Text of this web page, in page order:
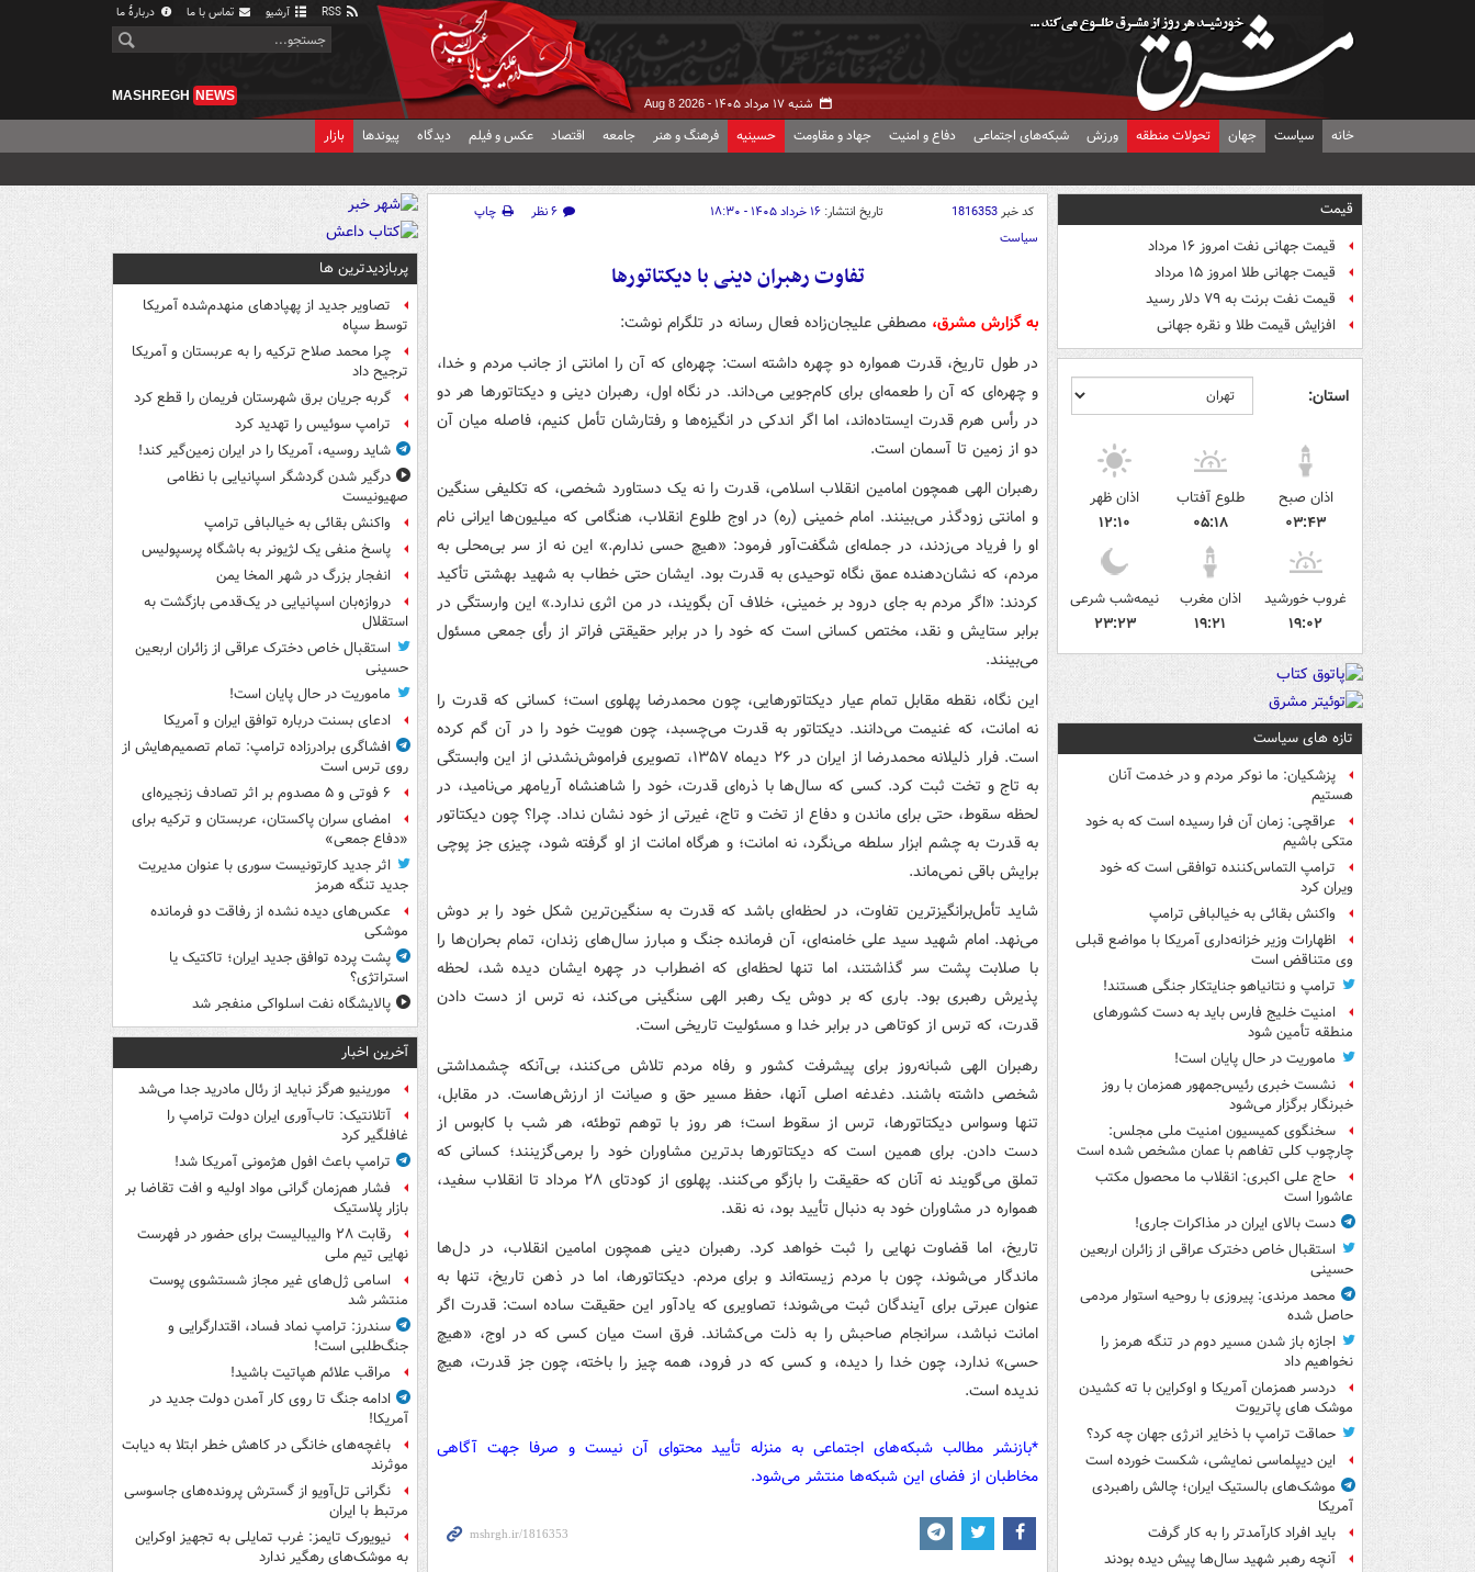
آرشیو تماس با ما دربارهٔ ما
شنبه ۱۷ مرداد ۱۴۰۵ - Aug 8 2026
MASHREGH NEWS
خانه سیاست جهان تحولات منطقه ورزش شبکه‌های اجتماعی دفاع و امنیت جهاد و مقاومت حسینیه فرهنگ و هنر جامعه اقتصاد عکس و فیلم دیدگاه پیوندها بازار
قیمت
قیمت جهانی نفت امروز ۱۶ مرداد
قیمت جهانی طلا امروز ۱۵ مرداد
قیمت نفت برنت به ۷۹ دلار رسید
افزایش قیمت طلا و نقره جهانی
استان:
اذان صبح
۰۳:۴۳
طلوع آفتاب
۰۵:۱۸
اذان ظهر
۱۲:۱۰
غروب خورشید
۱۹:۰۲
اذان مغرب
۱۹:۲۱
نیمه‌شب شرعی
۲۳:۲۳
تازه های سیاست
پزشکیان: ما نوکر مردم و در خدمت آنان
هستیم
عراقچی: زمان آن فرا رسیده است که به خود
متکی باشیم
ترامپ التماس‌کننده توافقی است که خود
ویران کرد
واکنش بقائی به خیالبافی ترامپ
اظهارات وزیر خزانه‌داری آمریکا با مواضع قبلی
وی متناقض است
ترامپ و نتانیاهو جنایتکار جنگی هستند!
امنیت خلیج فارس باید به دست کشورهای
منطقه تأمین شود
ماموریت در حال پایان است!
نشست خبری رئیس‌جمهور همزمان با روز
خبرنگار برگزار می‌شود
سخنگوی کمیسیون امنیت ملی مجلس:
چارچوب کلی تفاهم با عمان مشخص شده است
حاج علی اکبری: انقلاب ما محصول مکتب
عاشورا است
دست بالای ایران در مذاکرات جاری!
استقبال خاص دخترک عراقی از زائران اربعین
حسینی
محمد مرندی: پیروزی با روحیه استوار مردمی
حاصل شده
اجازه باز شدن مسیر دوم در تنگه هرمز را
نخواهیم داد
دردسر همزمان آمریکا و اوکراین با ته کشیدن
موشک های پاتریوت
حماقت ترامپ با ذخایر انرژی جهان چه کرد؟
این دیپلماسی نمایشی، شکست خورده است
موشک‌های بالستیک ایران؛ چالش راهبردی
آمریکا
باید افراد کارآمدتر را به کار گرفت
آنچه رهبر شهید سال‌ها پیش دیده بودند
کد خبر1816353 تاریخ انتشار: ۱۶ خرداد ۱۴۰۵ - ۱۸:۳۰ ۶ نظر
چاپ
سیاست
تفاوت رهبران دینی با دیکتاتورها
به گزارش مشرق، مصطفی علیجان‌زاده فعال رسانه در تلگرام نوشت:
در طول تاریخ، قدرت همواره دو چهره داشته است: چهره‌ای که آن را امانتی از جانب مردم و خدا،
و چهره‌ای که آن را طعمه‌ای برای کام‌جویی می‌داند. در نگاه اول، رهبران دینی و دیکتاتورها هر دو
در رأس هرم قدرت ایستاده‌اند، اما اگر اندکی در انگیزه‌ها و رفتارشان تأمل کنیم، فاصله میان آن
دو از زمین تا آسمان است.
رهبران الهی همچون امامین انقلاب اسلامی، قدرت را نه یک دستاورد شخصی، که تکلیفی سنگین
و امانتی زودگذر می‌بینند. امام خمینی (ره) در اوج طلوع انقلاب، هنگامی که میلیون‌ها ایرانی نام
او را فریاد می‌زدند، در جمله‌ای شگفت‌آور فرمود: «هیچ حسی ندارم.» این نه از سر بی‌محلی به
مردم، که نشان‌دهنده عمق نگاه توحیدی به قدرت بود. ایشان حتی خطاب به شهید بهشتی تأکید
کردند: «اگر مردم به جای درود بر خمینی، خلاف آن بگویند، در من اثری ندارد.» این وارستگی در
برابر ستایش و نقد، مختص کسانی است که خود را در برابر حقیقتی فراتر از رأی جمعی مسئول
می‌بینند.
این نگاه، نقطه مقابل تمام عیار دیکتاتورهایی، چون محمدرضا پهلوی است؛ کسانی که قدرت را
نه امانت، که غنیمت می‌دانند. دیکتاتور به قدرت می‌چسبد، چون هویت خود را در آن گم کرده
است. فرار ذلیلانه محمدرضا از ایران در ۲۶ دیماه ۱۳۵۷، تصویری فراموش‌نشدنی از این وابستگی
به تاج و تخت ثبت کرد. کسی که سال‌ها با ذره‌ای قدرت، خود را شاهنشاه آریامهر می‌نامید، در
لحظه سقوط، حتی برای ماندن و دفاع از تخت و تاج، غیرتی از خود نشان نداد. چرا؟ چون دیکتاتور
به قدرت به چشم ابزار سلطه می‌نگرد، نه امانت؛ و هرگاه امانت از او گرفته شود، چیزی جز پوچی
برایش باقی نمی‌ماند.
شاید تأمل‌برانگیزترین تفاوت، در لحظه‌ای باشد که قدرت به سنگین‌ترین شکل خود را بر دوش
می‌نهد. امام شهید سید علی خامنه‌ای، آن فرمانده جنگ و مبارز سال‌های زندان، تمام بحران‌ها را
با صلابت پشت سر گذاشتند، اما تنها لحظه‌ای که اضطراب در چهره ایشان دیده شد، لحظه
پذیرش رهبری بود. باری که بر دوش یک رهبر الهی سنگینی می‌کند، نه ترس از دست دادن
قدرت، که ترس از کوتاهی در برابر خدا و مسئولیت تاریخی است.
رهبران الهی شبانه‌روز برای پیشرفت کشور و رفاه مردم تلاش می‌کنند، بی‌آنکه چشمداشتی
شخصی داشته باشند. دغدغه اصلی آنها، حفظ مسیر حق و صیانت از ارزش‌هاست. در مقابل،
تنها وسواس دیکتاتورها، ترس از سقوط است؛ هر روز با توهم توطئه، هر شب با کابوس از
دست دادن. برای همین است که دیکتاتورها بدترین مشاوران خود را برمی‌گزینند؛ کسانی که
تملق می‌گویند نه آنان که حقیقت را بازگو می‌کنند. پهلوی از کودتای ۲۸ مرداد تا انقلاب سفید،
همواره در مشاوران خود به دنبال تأیید بود، نه نقد.
تاریخ، اما قضاوت نهایی را ثبت خواهد کرد. رهبران دینی همچون امامین انقلاب، در دل‌ها
ماندگار می‌شوند، چون با مردم زیسته‌اند و برای مردم. دیکتاتورها، اما در ذهن تاریخ، تنها به
عنوان عبرتی برای آیندگان ثبت می‌شوند؛ تصاویری که یادآور این حقیقت ساده است: قدرت اگر
امانت نباشد، سرانجام صاحبش را به ذلت می‌کشاند. فرق است میان کسی که در اوج، «هیچ
حسی» ندارد، چون خدا را دیده، و کسی که در فرود، همه چیز را باخته، چون جز قدرت، هیچ
ندیده است.
*بازنشر مطالب شبکه‌های اجتماعی به منزله تأیید محتوای آن نیست و صرفا جهت آگاهی
مخاطبان از فضای این شبکه‌ها منتشر می‌شود.
پربازدیدترین ها
تصاویر جدید از پهپادهای منهدم‌شده آمریکا
توسط سپاه
چرا محمد صلاح ترکیه را به عربستان و آمریکا
ترجیح داد
گربه جریان برق شهرستان فریمان را قطع کرد
ترامپ سوئیس را تهدید کرد
شاید روسیه، آمریکا را در ایران زمین‌گیر کند!
درگیر شدن گردشگر اسپانیایی با نظامی
صهیونیست
واکنش بقائی به خیالبافی ترامپ
پاسخ منفی یک لژیونر به باشگاه پرسپولیس
انفجار بزرگ در شهر المخا یمن
دروازه‌بان اسپانیایی در یک‌قدمی بازگشت به
استقلال
استقبال خاص دخترک عراقی از زائران اربعین
حسینی
ماموریت در حال پایان است!
ادعای بسنت درباره توافق ایران و آمریکا
افشاگری برادرزاده ترامپ: تمام تصمیم‌هایش از
روی ترس است
۶ فوتی و ۵ مصدوم بر اثر تصادف زنجیره‌ای
امضای سران پاکستان، عربستان و ترکیه برای
«دفاع جمعی»
اثر جدید کارتونیست سوری با عنوان مدیریت
جدید تنگه هرمز
عکس‌های دیده نشده از رفاقت دو فرمانده‌
موشکی
پشت پرده توافق جدید ایران؛ تاکتیک یا
استراتژی؟
پالایشگاه نفت اسلواکی منفجر شد
آخرین اخبار
مورینیو هرگز نباید از رئال مادرید جدا می‌شد
آتلانتیک: تاب‌آوری ایران دولت ترامپ را
غافلگیر کرد
ترامپ باعث افول هژمونی آمریکا شد!
فشار هم‌زمان گرانی مواد اولیه و افت تقاضا بر
بازار پلاستیک
رقابت ۲۸ والیبالیست برای حضور در فهرست
نهایی تیم ملی
اسامی ژل‌های غیر مجاز شستشوی پوست
منتشر شد
سندرز: ترامپ نماد فساد، اقتدارگرایی و
جنگ‌طلبی است!
مراقب علائم هپاتیت باشید!
ادامه جنگ تا روی کار آمدن دولت جدید در
آمریکا!
باغچه‌های خانگی در کاهش خطر ابتلا به دیابت
موثرند
نگرانی تل‌آویو از گسترش پرونده‌های جاسوسی
مرتبط با ایران
نیویورک تایمز: غرب تمایلی به تجهیز اوکراین
به موشک‌های رهگیر ندارد